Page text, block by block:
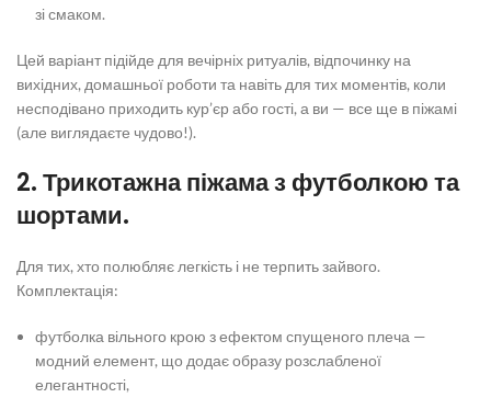
зі смаком.
Цей варіант підійде для вечірніх ритуалів, відпочинку на
вихідних, домашньої роботи та навіть для тих моментів, коли
несподівано приходить кур’єр або гості, а ви — все ще в піжамі
(але виглядаєте чудово!).
2.Трикотажна піжамаз футболкою та
шортами.
Для тих, хто полюбляє легкість і не терпить зайвого.
Комплектація:
футболка вільного крою з ефектом спущеного плеча —
модний елемент, що додає образу розслабленої
елегантності,